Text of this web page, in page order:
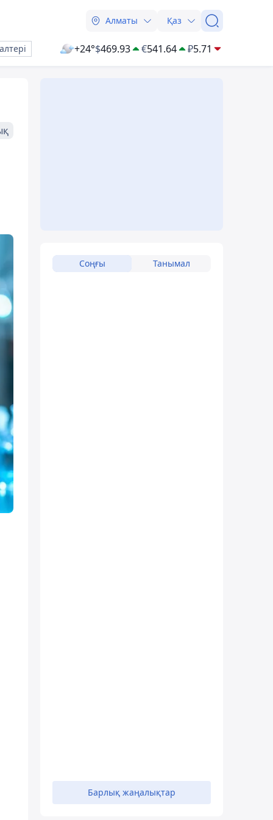
Алматы Қаз
+24°$469.93 €541.64 ₽5.71
Соңғы Танымал
Барлық жаңалықтар